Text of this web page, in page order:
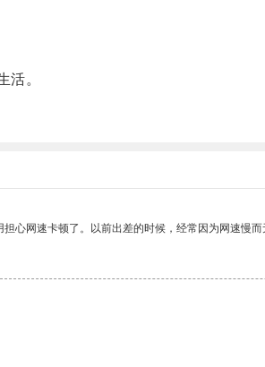
。
网速卡顿了。以前出差的时候，经常因为网速慢